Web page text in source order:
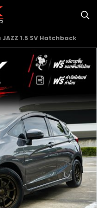
JAZZ 1.5 SV Hatchback